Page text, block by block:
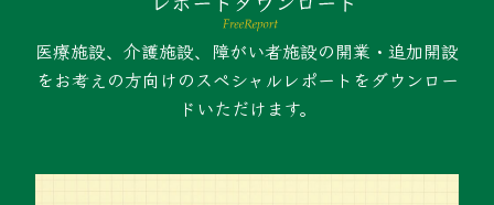
医療施設、介護施設、障がい者施設の開業・追加開設
をお考えの方向けのスペシャルレポートをダウンロー
ドいただけます。